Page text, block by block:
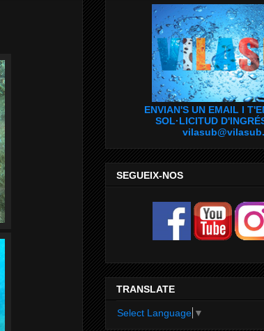
ENVIAN'S UN EMAIL I
SOL·LICITUD
SEGUEIX-NOS
TRANSLATE
Select Language ▼